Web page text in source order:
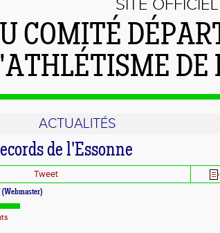
SITE OFFICIEL
COMITÉ
DE
ACTUALITÉS
de l'Essonne
Tweet
(Webmaster)